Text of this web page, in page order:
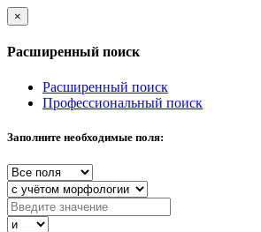
×
Расширенный поиск
Расширенный поиск
Профессиональный поиск
Заполните необходимые поля: